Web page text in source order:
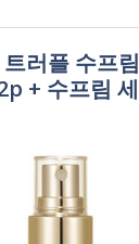
러플 수프
+ 수프림